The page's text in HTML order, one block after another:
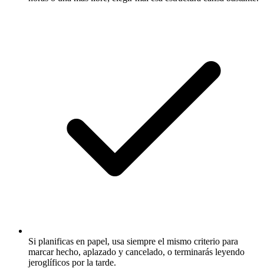
Si planificas en papel, usa siempre el mismo criterio para
marcar hecho, aplazado y cancelado, o terminarás leyendo
jeroglíficos por la tarde.